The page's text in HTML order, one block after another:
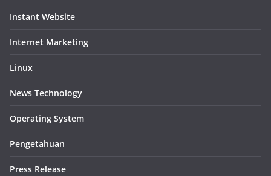
Instant Website
Internet Marketing
Linux
News Technology
Operating System
Pengetahuan
Press Release